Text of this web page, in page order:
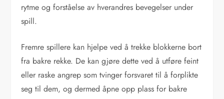
rytme og forståelse av hverandres bevegelser under
spill.
Fremre spillere kan hjelpe ved å trekke blokkerne bort
fra bakre rekke. De kan gjøre dette ved å utføre feint
eller raske angrep som tvinger forsvaret til å forplikte
seg til dem, og dermed åpne opp plass for bakre